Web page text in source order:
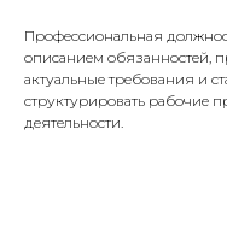
Профессиональная
описанием обязанностей,
актуальные требования и
структурировать рабочие
деятельности.